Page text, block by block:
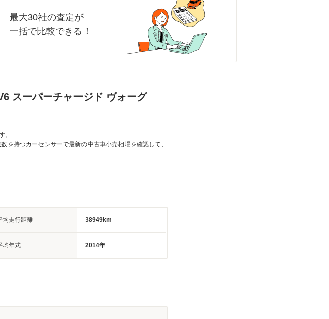
最大30社の査定が
一括で比較できる！
スーパーチャージド ヴォーグ
。
を持つカーセンサーで最新の中古車小売相場を確認して、
均走行距離 38949km
均年式 2014年